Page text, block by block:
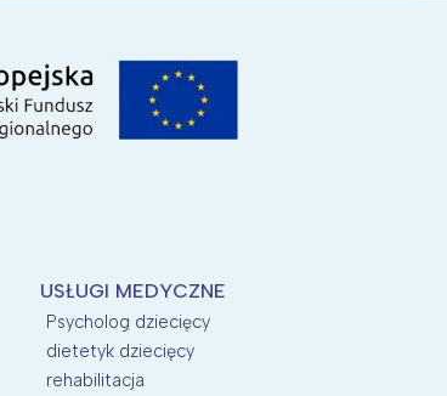
USŁUGI MEDYCZNE
Psycholog dziecięcy
dietetyk dziecięcy
rehabilitacja